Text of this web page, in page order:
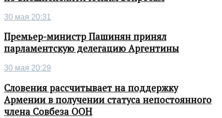
30 мая 20:31
Премьер-министр Пашинян принял
парламентскую делегацию Аргентины
30 мая 20:29
Словения рассчитывает на поддержку
Армении в получении статуса непостоянного
члена Совбеза ООН